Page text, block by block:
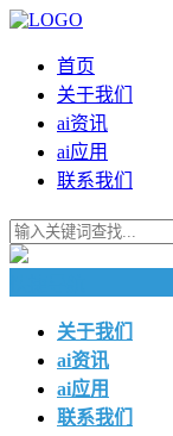
首页
关于我们
ai资讯
ai应用
联系我们
关于我们
ai资讯
ai应用
联系我们